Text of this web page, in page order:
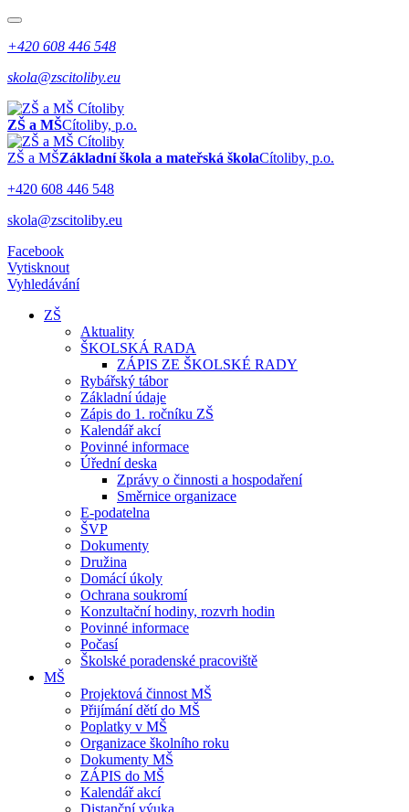
+420 608 446 548
skola@zscitoliby.eu
ZŠ a MŠCítoliby, p.o.
ZŠ a MŠZákladní škola a mateřská školaCítoliby, p.o.
+420 608 446 548
skola@zscitoliby.eu
Facebook
Vytisknout
Vyhledávání
ZŠ
Aktuality
ŠKOLSKÁ RADA
ZÁPIS ZE ŠKOLSKÉ RADY
Rybářský tábor
Základní údaje
Zápis do 1. ročníku ZŠ
Kalendář akcí
Povinné informace
Úřední deska
Zprávy o činnosti a hospodaření
Směrnice organizace
E-podatelna
ŠVP
Dokumenty
Družina
Domácí úkoly
Ochrana soukromí
Konzultační hodiny, rozvrh hodin
Povinné informace
Počasí
Školské poradenské pracoviště
MŠ
Projektová činnost MŠ
Přijímání dětí do MŠ
Poplatky v MŠ
Organizace školního roku
Dokumenty MŠ
ZÁPIS do MŠ
Kalendář akcí
Distanční výuka